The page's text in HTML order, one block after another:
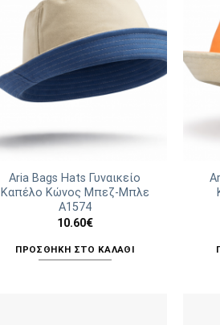
Aria Bags Hats Γυναικείο
Καπέλο Κώνος Μπεζ-Μπλε
Α1574
10.60€
ΠΡΟΣΘΉΚΗ ΣΤΟ ΚΑΛΆΘΙ